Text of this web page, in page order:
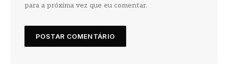
para a próxima vez que eu comentar.